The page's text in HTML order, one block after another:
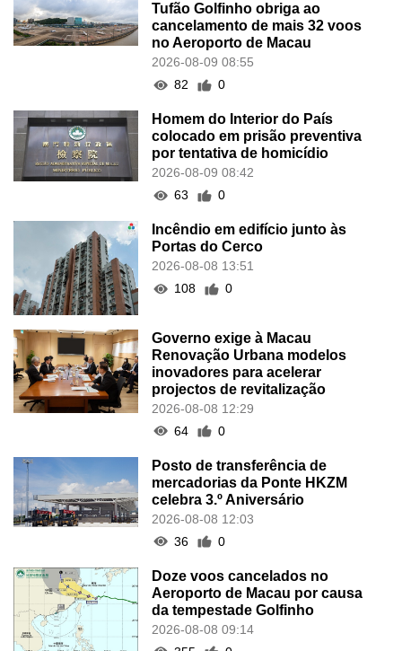
Tufão Golfinho obriga ao
cancelamento de mais 32 voos
no Aeroporto de Macau
2026-08-09 08:55
82
0
Homem do Interior do País
colocado em prisão preventiva
por tentativa de homicídio
2026-08-09 08:42
63
0
Incêndio em edifício junto às
Portas do Cerco
2026-08-08 13:51
108
0
Governo exige à Macau
Renovação Urbana modelos
inovadores para acelerar
projectos de revitalização
2026-08-08 12:29
64
0
Posto de transferência de
mercadorias da Ponte HKZM
celebra 3.º Aniversário
2026-08-08 12:03
36
0
Doze voos cancelados no
Aeroporto de Macau por causa
da tempestade Golfinho
2026-08-08 09:14